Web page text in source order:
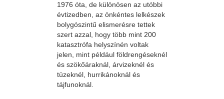
1976 óta, de különösen az utóbbi
évtizedben, az önkéntes lelkészek
bolygószintű elismerésre tettek
szert azzal, hogy több mint 200
katasztrófa helyszínén voltak
jelen, mint például földrengéseknél
és szökőáraknál, árvizeknél és
tüzeknél, hurrikánoknál és
tájfunoknál.